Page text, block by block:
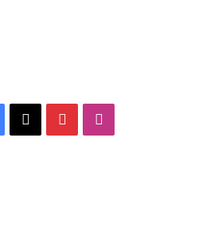
Facebook
X Pinterest